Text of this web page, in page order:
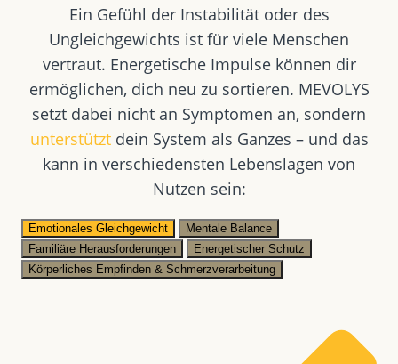
Ein Gefühl der Instabilität oder des
Ungleichgewichts ist für viele Menschen
vertraut. Energetische Impulse können dir
ermöglichen, dich neu zu sortieren. MEVOLYS
setzt dabei nicht an Symptomen an, sondern
unterstütztdein System als Ganzes – und das
kann in verschiedensten Lebenslagen von
Nutzen sein:
Emotionales Gleichgewicht
Mentale Balance
Familiäre Herausforderungen
Energetischer Schutz
Körperliches Empfinden & Schmerzverarbeitung